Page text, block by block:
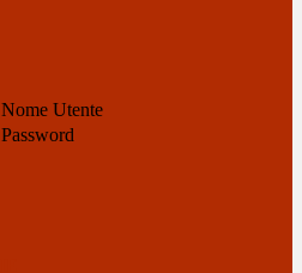
Nome Utente
Password